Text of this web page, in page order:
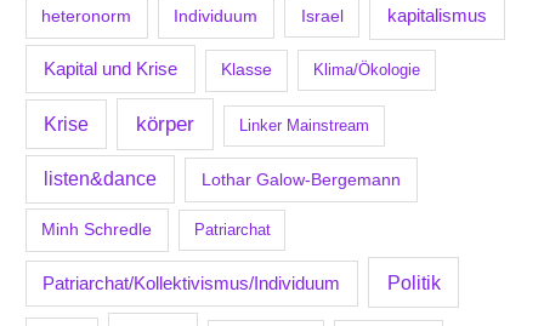
heteronorm Individuum Israel kapitalismus
Kapital und Krise Klasse Klima/Ökologie
Krise körper Linker Mainstream
listen&dance Lothar Galow-Bergemann
Minh Schredle Patriarchat
Patriarchat/Kollektivismus/Individuum Politik